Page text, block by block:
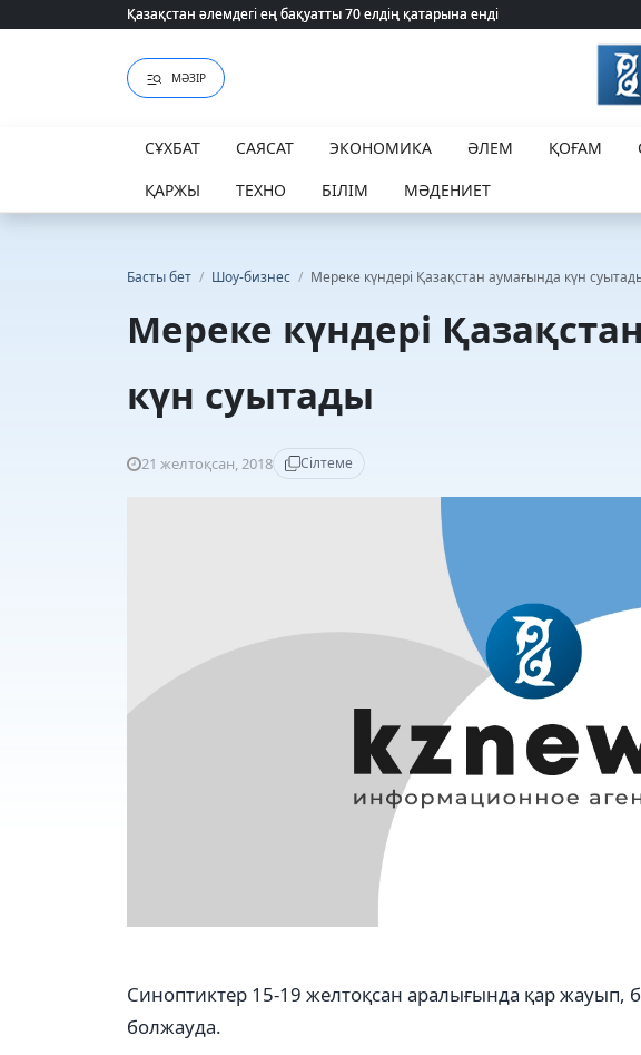
Қазақстан әлемдегі ең бақуатты 70 елдің қатарына енді
Қазақстан әлемдегі ең бақуатты 70 елдің қатарына енді
МӘЗІР
СҰХБАТ САЯСАТ ЭКОНОМИКА ӘЛЕМ ҚОҒАМ
ҚАРЖЫ
ТЕХНО БІЛІМ МӘДЕНИЕТ
Басты бет / Шоу-бизнес / Мереке күндері Қазақстан аумағында күн
Мереке күндері
күн суытады
21 желтоқсан, 2018 Сілтеме
Синоптиктер 15-19 желтоқсан аралығында қар жауып,
болжауда.